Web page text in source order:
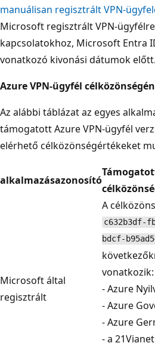
manuálisan regisztrált VPN-
Microsoft regisztrált VPN-
kapcsolatokhoz, Microsoft Entra
vonatkozó kivonási dátumok előtt.
Azure VPN-ügyfél
Az alábbi táblázat az egyes
támogatott Azure VPN-ügyfél
elérhető célközönségértékeket
alkalmazásazonosító
Microsoft által
regisztrált
A
c632b3df-
bdcf-
vonatkozik:
- Azure
- Azure
- Azure
- a